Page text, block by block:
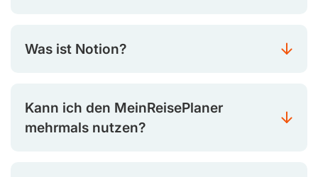
Was ist Notion?
Kann ich den MeinReisePlaner
mehrmals nutzen?